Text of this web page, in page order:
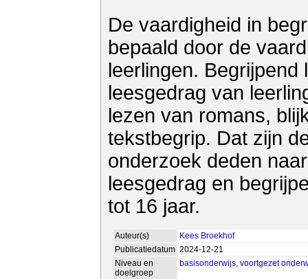
De vaardigheid in
bepaald door de
leerlingen.
leesgedrag van
lezen van romans,
tekstbegrip. Dat zijn
onderzoek deden
leesgedrag en
tot 16 jaar.
Auteur(s)
Kees Broekhof
Publicatiedatum 2024-12-21
Niveau en
doelgroep
basisonderwijs, voortgezet